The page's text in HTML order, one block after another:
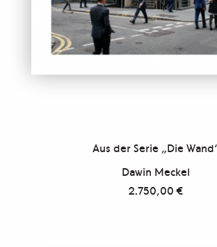
Aus der Serie „Die
Dawin Meckel
2.750,00€